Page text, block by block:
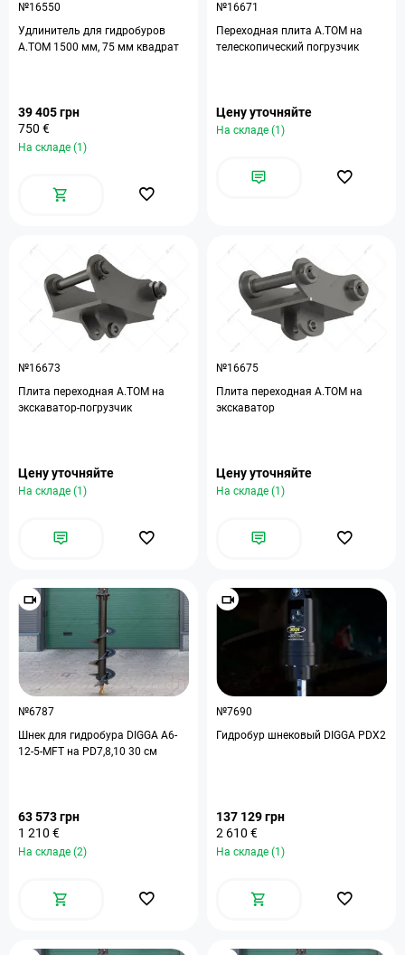
№16550
Удлинитель для гидробуров
A.TOM 1500 мм, 75 мм квадрат
39 405 грн
750 €
На складе (1)
№16671
Переходная плита A.TOM на
телескопический погрузчик
Цену уточняйте
На складе (1)
№16673
Плита переходная A.TOM на
экскаватор-погрузчик
Цену уточняйте
На складе (1)
№16675
Плита переходная A.TOM на
экскаватор
Цену уточняйте
На складе (1)
№6787
Шнек для гидробура DIGGA А6-
12-5-MFT на PD7,8,10 30 см
63 573 грн
1 210 €
На складе (2)
№7690
Гидробур шнековый DIGGA PDX2
137 129 грн
2 610 €
На складе (1)